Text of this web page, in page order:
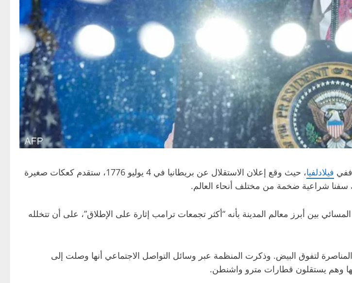
ففي فيلادلفيا
، حيث وقع إعلان الاستقلال عن بريطانيا في 4 يوليو 1776، ستقدم كعكات صغيرة
شراعية ضخمة من مختلف أنحاء العالم.
بين أبرز معالم المدينة بأنه “أكثر تجمعات ترامب إثارة على الإطلاق”، على أن تتخلله
المناصرة لتفوق البيض. وذكرت المنظمة عبر وسائل التواصل الاجتماعي أنها وصلت إلى
وهم يستقلون قطارات مترو واشنطن.